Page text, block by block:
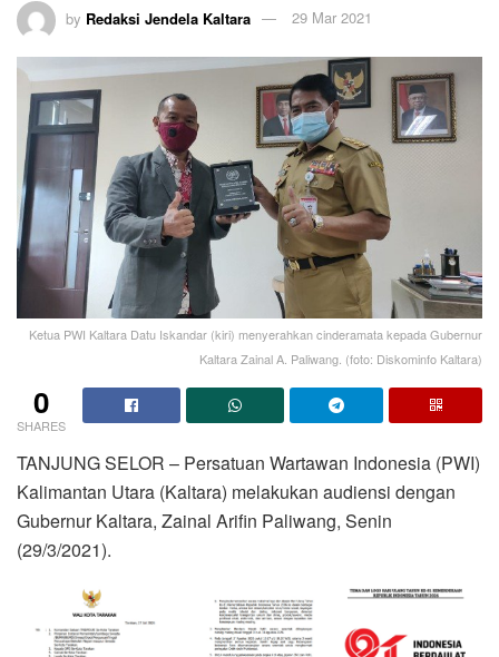
by Redaksi Jendela Kaltara 29 Mar 2021
Ketua PWI Kaltara Datu Iskandar (kiri) menyerahkan cinderamata kepada Gubernur
Kaltara Zainal A. Paliwang. (foto: Diskominfo Kaltara)
0
SHARES
TANJUNG SELOR – Persatuan Wartawan Indonesia (PWI)
Kalimantan Utara (Kaltara) melakukan audiensi dengan
Gubernur Kaltara, Zainal Arifin Paliwang, Senin
(29/3/2021).